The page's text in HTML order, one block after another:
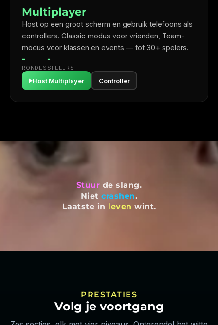
Multiplayer
Host op een groot scherm en gebruik telefoons als
controllers. Classic modus voor vrienden, Team-
modus voor klassen en events — tot 30+ spelers.
-
RONDES
-
SPELERS
Host Multiplayer Controller
Stuur de slang.
Nietcrashen.
Laatste in leven wint.
PRESTATIES
Volg je voortgang